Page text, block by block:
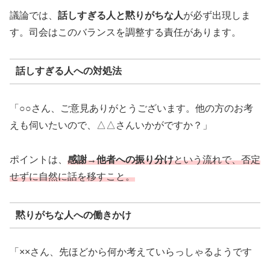
議論では、 話しすぎる人と黙りがちな人が必ず出現しま
す。司会はこのバランスを調整する責任があります。
話しすぎる人への対処法
「○○さん、ご意見ありがとうございます。他の方のお考
えも伺いたいので、△△さんいかがですか？」
ポイントは、 感謝→他者への振り分けという流れで、否定
せずに自然に話を移すこと。
黙りがちな人への働きかけ
「××さん、先ほどから何か考えていらっしゃるようです